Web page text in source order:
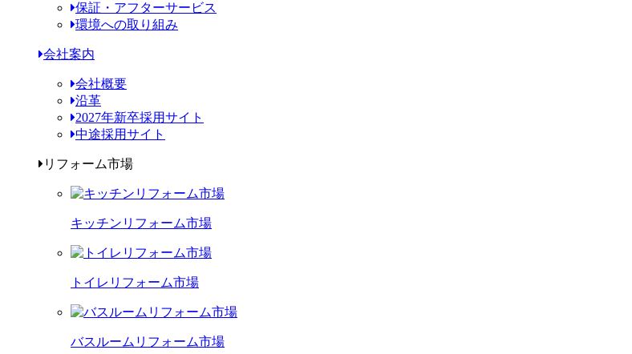
保証・アフターサービス
環境への取り組み
会社案内
会社概要
沿革
2027年新卒採用サイト
中途採用サイト
リフォーム市場
キッチンリフォーム市場
トイレリフォーム市場
バスルームリフォーム市場